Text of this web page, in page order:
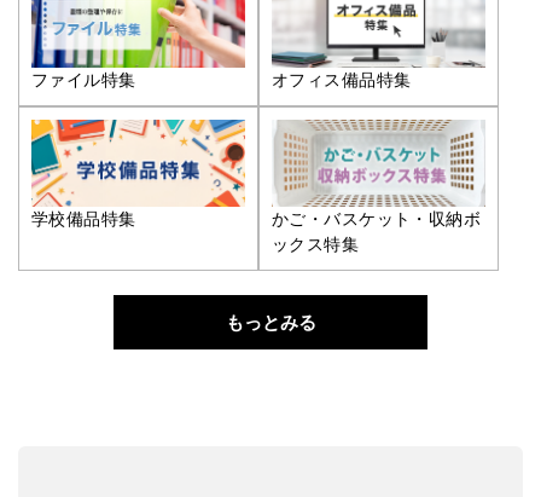
ファイル特集 オフィス備品特集
学校備品特集
かご・バスケット・収納ボ
ックス特集
もっとみる